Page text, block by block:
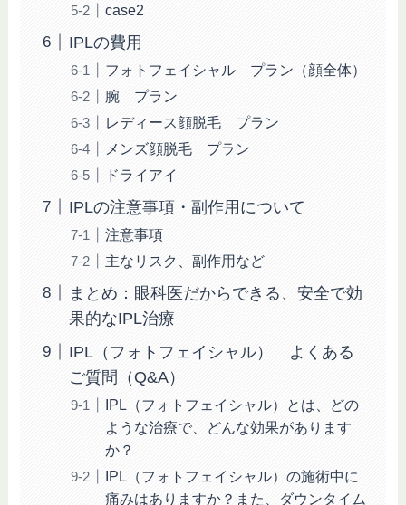
case2
IPLの費用
フォトフェイシャル プラン（顔全体）
腕 プラン
レディース顔脱毛 プラン
メンズ顔脱毛 プラン
ドライアイ
IPLの注意事項・副作用について
注意事項
主なリスク、副作用など
まとめ：眼科医だからできる、安全で効
果的なIPL治療
IPL（フォトフェイシャル） よくある
ご質問（Q&A）
IPL（フォトフェイシャル）とは、どの
ような治療で、どんな効果があります
か？
IPL（フォトフェイシャル）の施術中に
痛みはありますか？また、ダウンタイム